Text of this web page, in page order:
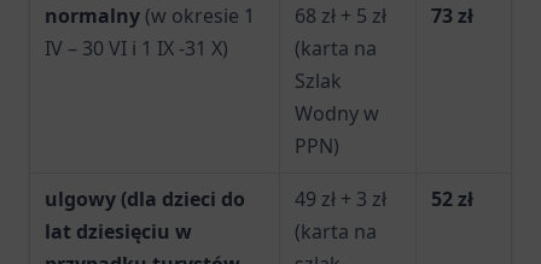
normalny (w okresie 1
IV – 30 VI i 1 IX -31 X)
68 zł + 5 zł
(karta na
Szlak
Wodny w
PPN)
73 zł
ulgowy (dla dzieci do
lat dziesięciu w
49 zł + 3 zł
(karta na
52 zł